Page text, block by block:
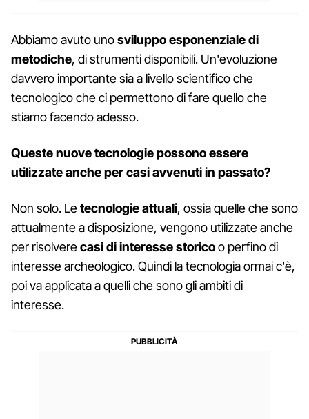
Abbiamo avuto unosviluppo esponenziale di
metodiche, di strumenti disponibili. Un'evoluzione
davvero importante sia a livello scientifico che
tecnologico che ci permettono di fare quello che
stiamo facendo adesso.
Queste nuove tecnologie possono essere
utilizzate anche per casi avvenuti in passato?
Non solo. Letecnologie attuali, ossia quelle che sono
attualmente a disposizione, vengono utilizzate anche
per risolverecasi di interesse storicoo perfino di
interesse archeologico. Quindi la tecnologia ormai c'è,
poi va applicata a quelli che sono gli ambiti di
interesse.